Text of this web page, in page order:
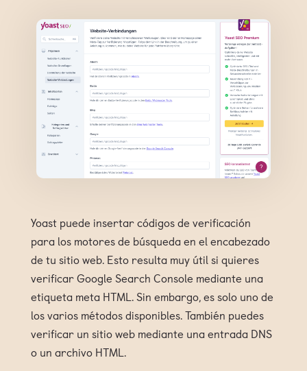
Yoast puede insertar códigos de verificación
para los motores de búsqueda en el encabezado
de tu sitio web. Esto resulta muy útil si quieres
verificar Google Search Console mediante una
etiqueta meta HTML. Sin embargo, es solo uno de
los varios métodos disponibles. También puedes
verificar un sitio web mediante una entrada DNS
o un archivo HTML.